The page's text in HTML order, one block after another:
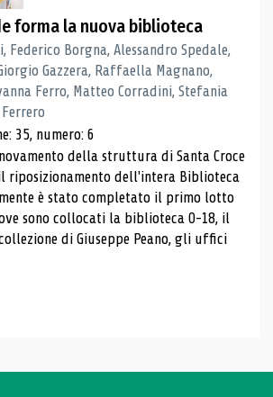
forma la nuova biblioteca
Federico Borgna, Alessandro Spedale,
Gazzera, Raffaella Magnano,
Ferro, Matteo Corradini, Stefania
35, numero: 6
della struttura di Santa Croce
riposizionamento dell'intera Biblioteca
è stato completato il primo lotto
sono collocati la biblioteca 0-18, il
di Giuseppe Peano, gli uffici